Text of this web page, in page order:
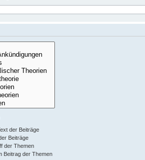
der Beiträge
Beiträge
der Themen
Beitrag der Themen